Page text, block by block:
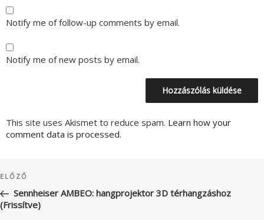
Notify me of follow-up comments by email.
Notify me of new posts by email.
This site uses Akismet to reduce spam. Learn how your
comment data is processed.
navigáció
Korábbi
bejegyzés
ELŐZŐ
Sennheiser AMBEO: hangprojektor 3D térhangzáshoz
(Frissítve)